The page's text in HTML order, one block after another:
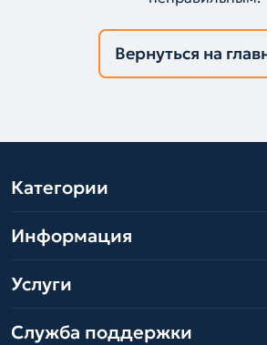
Вернуться на
Категории
Информация
Услуги
Служба поддержки